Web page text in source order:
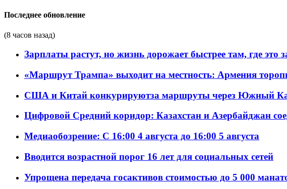
Последнее обновление
(8 часов назад)
Зарплаты растут, но жизнь дорожает быстрее там, где это
«Маршрут Трампа» выходит на местность: Армения
США и Китай конкурируютза маршруты через Южный
Цифровой Средний коридор: Казахстан и Азербайджан
Медиаобозрение: С 16:00 4 августа до 16:00 5 августа
Вводится возрастной порог 16 лет для социальных сетей
Упрощена передача госактивов стоимостью до 5 000